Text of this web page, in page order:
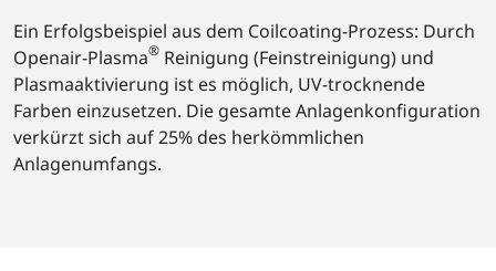
Ein Erfolgsbeispiel aus dem Coilcoating-Prozess: Durch
Openair-Plasma® Reinigung (Feinstreinigung) und
Plasmaaktivierung ist es möglich, UV-trocknende
Farben einzusetzen. Die gesamte Anlagenkonfiguration
verkürzt sich auf 25% des herkömmlichen
Anlagenumfangs.